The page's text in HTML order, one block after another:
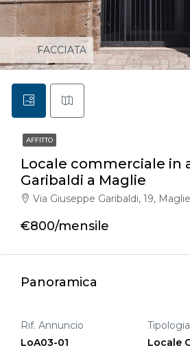
FACCIATA
AFFITTO
Locale commerciale in
Garibaldi a Maglie
Via Giuseppe Garibaldi, 19,
€800/mensile
Panoramica
Rif. Annuncio
LoA03-01
Tipologia
Locale